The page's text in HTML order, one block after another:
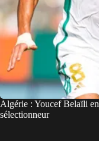
Algérie : Youcef Belaïli
sélectionneur